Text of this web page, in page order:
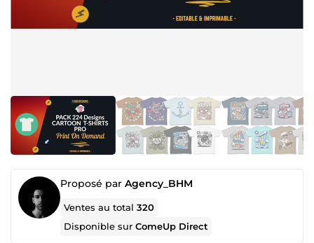
Proposé par Agency_BHM
Ventes au total320
Disponible surComeUp Direct